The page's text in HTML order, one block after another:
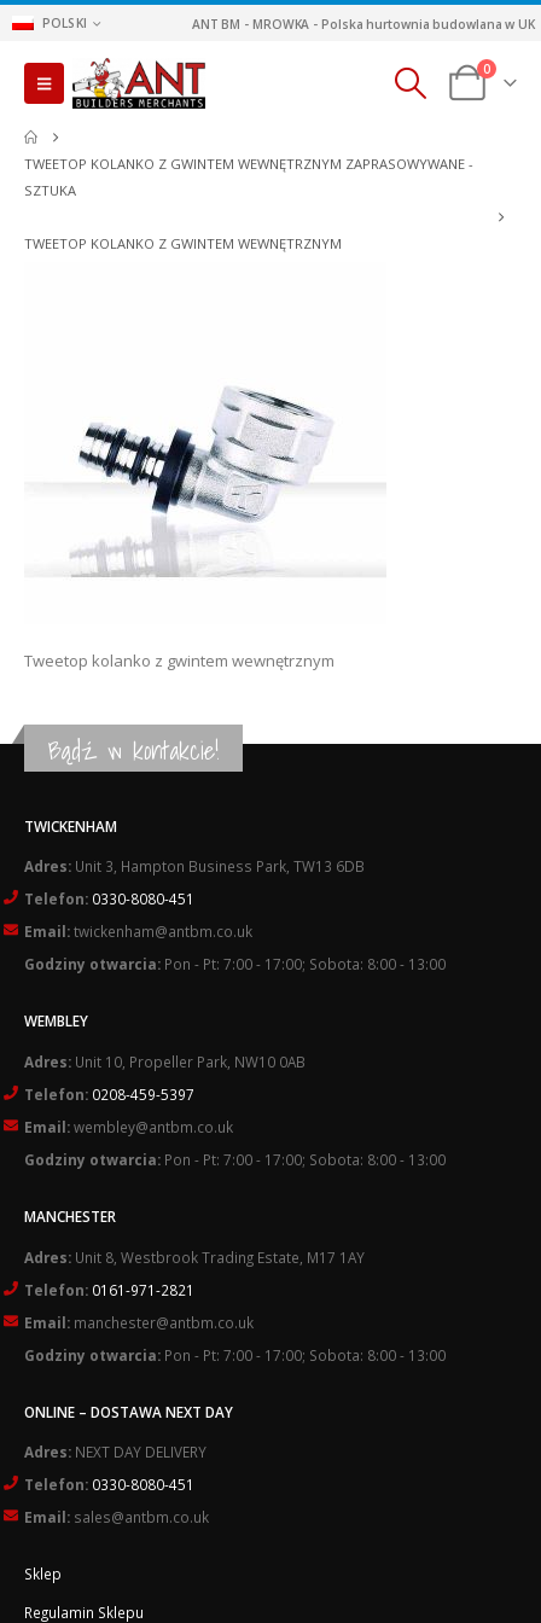
POLSKI ANT BM - MROWKA - Polska hurtownia budowlana w UK
0
TWEETOP KOLANKO Z GWINTEM WEWNĘTRZNYM ZAPRASOWYWANE -
SZTUKA
TWEETOP KOLANKO Z GWINTEM WEWNĘTRZNYM
Tweetop kolanko z gwintem wewnętrznym
Bądź w kontakcie!
TWICKENHAM
Adres: Unit 3, Hampton Business Park, TW13 6DB
Telefon: 0330-8080-451
Email:twickenham@antbm.co.uk
Godziny otwarcia: Pon - Pt: 7:00 - 17:00; Sobota: 8:00 - 13:00
WEMBLEY
Adres: Unit 10, Propeller Park, NW10 0AB
Telefon: 0208-459-5397
Email:wembley@antbm.co.uk
Godziny otwarcia: Pon - Pt: 7:00 - 17:00; Sobota: 8:00 - 13:00
MANCHESTER
Adres: Unit 8, Westbrook Trading Estate, M17 1AY
Telefon: 0161-971-2821
Email: manchester@antbm.co.uk
Godziny otwarcia: Pon - Pt: 7:00 - 17:00; Sobota: 8:00 - 13:00
ONLINE – DOSTAWA NEXT DAY
Adres: NEXT DAY DELIVERY
Telefon: 0330-8080-451
Email: sales@antbm.co.uk
Sklep
Regulamin Sklepu